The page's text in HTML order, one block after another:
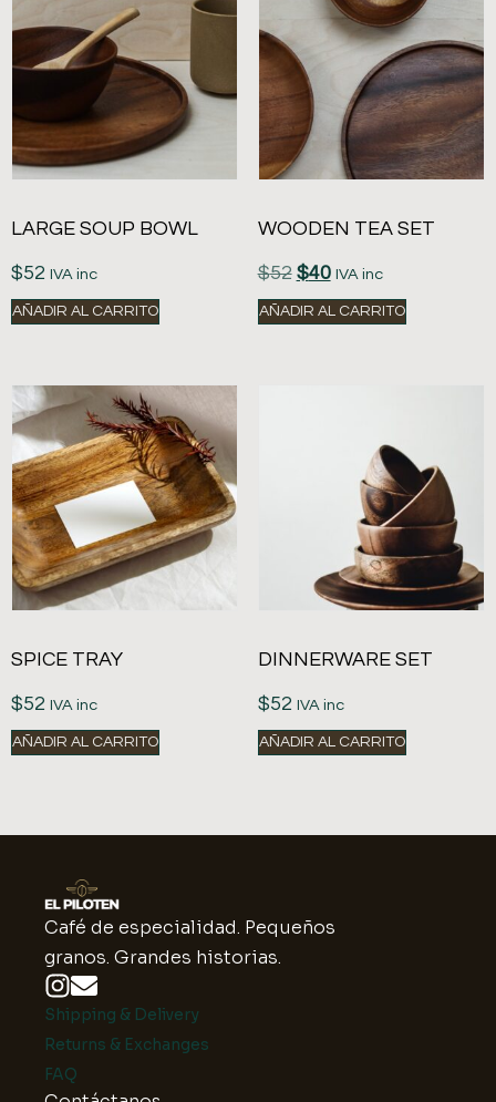
LARGE SOUP BOWL
$52 IVA inc
AÑADIR AL CARRITO
WOODEN TEA SET
$52 $40 IVA inc
AÑADIR AL CARRITO
SPICE TRAY
$52 IVA inc
AÑADIR AL CARRITO
DINNERWARE SET
$52 IVA inc
AÑADIR AL CARRITO
Café de especialidad. Pequeños
granos. Grandes historias.
Shipping & Delivery
Returns & Exchanges
FAQ